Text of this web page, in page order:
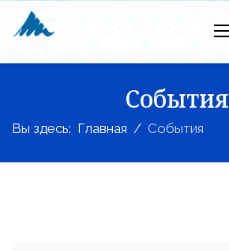
События
Вы здесь: Главная События